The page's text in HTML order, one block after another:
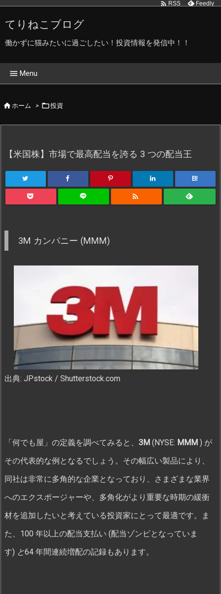
てりねこブログ
働かずに猫みたいに過ごしたい！投資情報を発信中！！
Menu
プライバシーポリシー
 RSS Feedly
ホーム > 投資
【米国株】市場で最高配当を誇る 3 つの配当王
B!

3M カンパニー (MMM)
出典: JPstock / Shutterstock.com
「何でも屋」の定義を調べてみると、 3M (NYSE: MMM ) が
その代表的な例となるでしょう。その幅広い製品により、
同社は非常に多角的な企業となっており、さまざまな業界
へのエクスポージャーや、多角化がより重要な時期の緩衝
材を追加したいと考えている投資家にとって最適です。ま
た、100 年以上の配当支払い (配当ゾンビとなっていま
す) と64 年間連続増配の記録もあります。